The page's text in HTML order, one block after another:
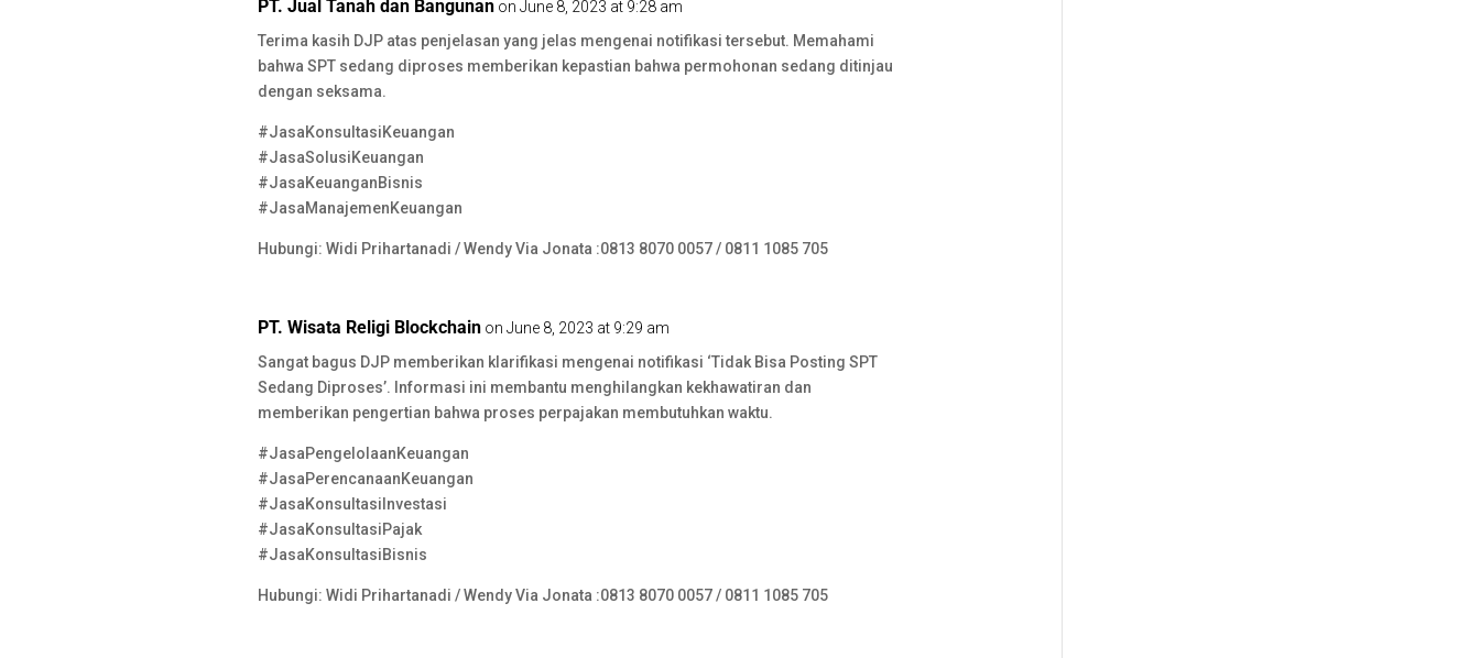
PT. Jual Tanah dan Bangunan on June 8, 2023 at 9:28 am
Terima kasih DJP atas penjelasan yang jelas mengenai notifikasi tersebut. Memahami
bahwa SPT sedang diproses memberikan kepastian bahwa permohonan sedang ditinjau
dengan seksama.
#JasaKonsultasiKeuangan
#JasaSolusiKeuangan
#JasaKeuanganBisnis
#JasaManajemenKeuangan
Hubungi: Widi Prihartanadi / Wendy Via Jonata :0813 8070 0057 / 0811 1085 705
PT. Wisata Religi Blockchain on June 8, 2023 at 9:29 am
Sangat bagus DJP memberikan klarifikasi mengenai notifikasi ‘Tidak Bisa Posting SPT
Sedang Diproses’. Informasi ini membantu menghilangkan kekhawatiran dan
memberikan pengertian bahwa proses perpajakan membutuhkan waktu.
#JasaPengelolaanKeuangan
#JasaPerencanaanKeuangan
#JasaKonsultasiInvestasi
#JasaKonsultasiPajak
#JasaKonsultasiBisnis
Hubungi: Widi Prihartanadi / Wendy Via Jonata :0813 8070 0057 / 0811 1085 705